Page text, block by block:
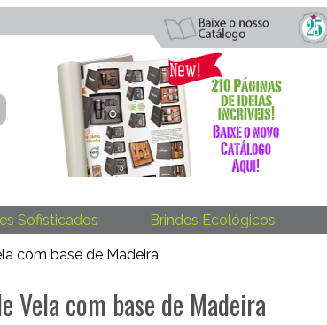
Sofisticados Brindes Ecológicos
com base de Madeira
Vela com base de Madeira